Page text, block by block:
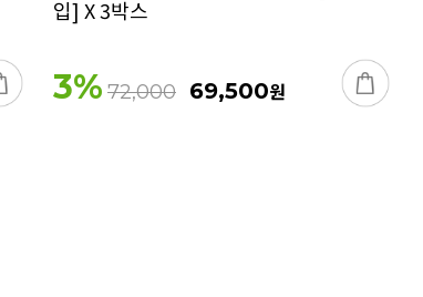
입] X 3박스
3% 72,000 69,500원